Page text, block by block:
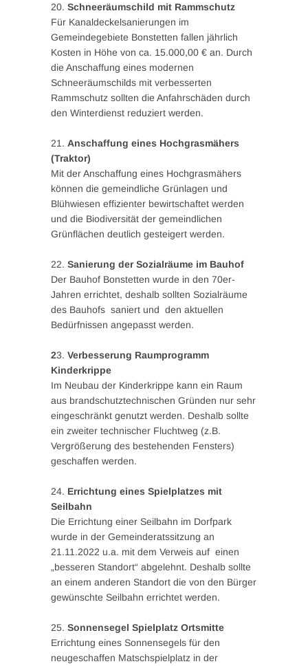
20. Schneeräumschild mit Rammschutz
Für Kanaldeckelsanierungen im
Gemeindegebiete Bonstetten fallen jährlich
Kosten in Höhe von ca. 15.000,00 € an. Durch
die Anschaffung eines modernen
Schneeräumschilds mit verbesserten
Rammschutz sollten die Anfahrschäden durch
den Winterdienst reduziert werden.
21. Anschaffung eines Hochgrasmähers
(Traktor)
Mit der Anschaffung eines Hochgrasmähers
können die gemeindliche Grünlagen und
Blühwiesen effizienter bewirtschaftet werden
und die Biodiversität der gemeindlichen
Grünflächen deutlich gesteigert werden.
22. Sanierung der Sozialräume im Bauhof
Der Bauhof Bonstetten wurde in den 70er-
Jahren errichtet, deshalb sollten Sozialräume
des Bauhofs saniert und den aktuellen
Bedürfnissen angepasst werden.
23. Verbesserung Raumprogramm
Kinderkrippe
Im Neubau der Kinderkrippe kann ein Raum
aus brandschutztechnischen Gründen nur sehr
eingeschränkt genutzt werden. Deshalb sollte
ein zweiter technischer Fluchtweg (z.B.
Vergrößerung des bestehenden Fensters)
geschaffen werden.
24. Errichtung eines Spielplatzes mit
Seilbahn
Die Errichtung einer Seilbahn im Dorfpark
wurde in der Gemeinderatssitzung an
21.11.2022 u.a. mit dem Verweis auf einen
„besseren Standort“ abgelehnt. Deshalb sollte
an einem anderen Standort die von den Bürger
gewünschte Seilbahn errichtet werden.
25. Sonnensegel Spielplatz Ortsmitte
Errichtung eines Sonnensegels für den
neugeschaffen Matschspielplatz in der